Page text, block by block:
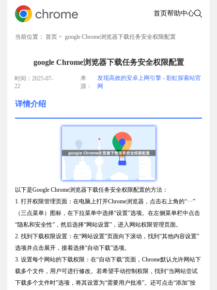
首页帮助中心
当前位置： 首页 > google Chrome浏览器下载任务安全权限配置
google Chrome浏览器下载任务安全权限配置
时间：2025-07-
22
来
源：
发现高效的安卓上网引擎 - 彩虹探索站官
网
详情介绍
以下是Google Chrome浏览器下载任务安全权限配置的方法：
1. 打开权限管理页面：在电脑上打开Chrome浏览器，点击右上角的“···”
（三点菜单）图标，在下拉菜单中选择“设置”选项。在左侧菜单栏中点击
“隐私和安全性”，然后选择“网站设置”，进入网站权限管理页面。
2. 找到下载权限设置：在“网站设置”页面向下滚动，找到“其他内容设置”
选项并点击展开，接着选择“自动下载”选项。
3. 设置每个网站的下载权限：在“自动下载”页面，Chrome默认允许网站下
载多个文件，用户可进行修改。若希望手动控制权限，找到“当网站尝试
下载多个文件时”选项，将其设置为“需要用户批准”。还可点击“添加”按